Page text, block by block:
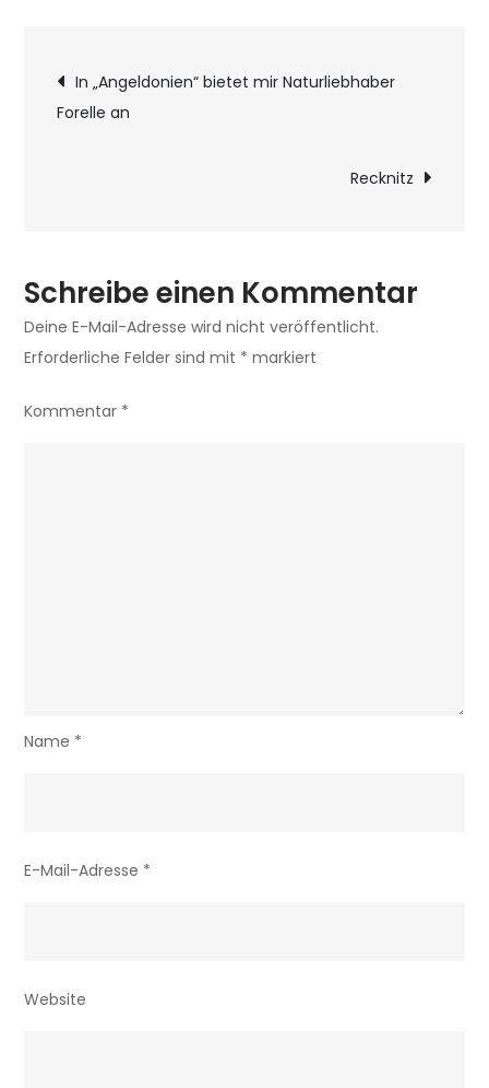
im
In „Angeldonien“ bietet mir Naturliebhaber
Forelle an
Recknitz
Schreibe einen Kommentar
Deine E-Mail-Adresse wird nicht veröffentlicht.
Erforderliche Felder sind mit * markiert
Kommentar *
Name *
E-Mail-Adresse *
Website